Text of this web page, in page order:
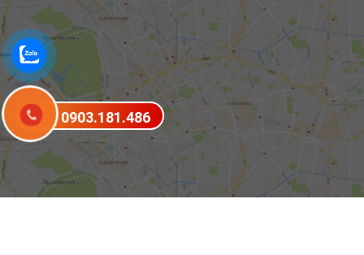
0903.181.486